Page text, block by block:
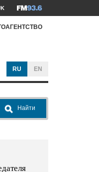
RU EN
Найти